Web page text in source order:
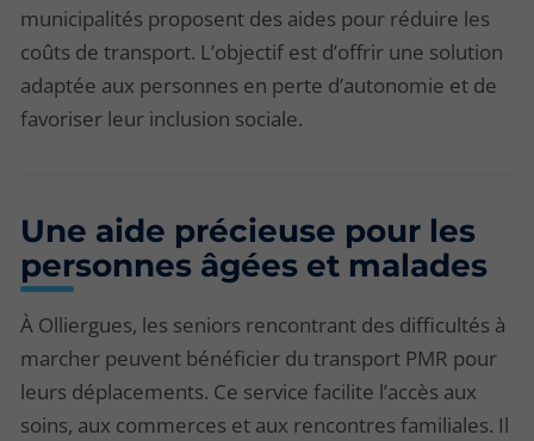
municipalités proposent des aides pour réduire les
coûts de transport. L’objectif est d’offrir une solution
adaptée aux personnes en perte d’autonomie et de
favoriser leur inclusion sociale.
Une aide précieuse pour les
personnes âgées et malades
À Olliergues, les seniors rencontrant des difficultés à
marcher peuvent bénéficier du transport PMR pour
leurs déplacements. Ce service facilite l’accès aux
soins, aux commerces et aux rencontres familiales. Il